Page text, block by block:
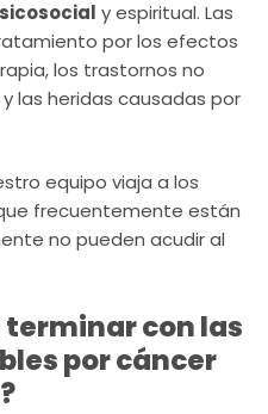
y espiritual. Las
por los efectos
los trastornos no
las heridas causadas por
equipo viaja a los
frecuentemente están
no pueden acudir al
terminar con las
por cáncer